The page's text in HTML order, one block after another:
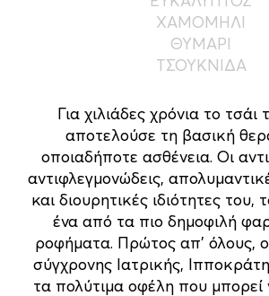
ΧΑΜΟΜΗΛΙ
ΘΥΜΑΡΙ
ΤΣΟΥΚΝΙΔΑ
Για χιλιάδες χρόνια το τσάι
αποτελούσε τη βασική
οποιαδήποτε ασθένεια. Οι
αντιφλεγμονώδεις,
και διουρητικές ιδιότητες του,
ένα από τα πιο δημοφιλή
ροφήματα. Πρώτος απ’ όλους,
σύγχρονης Ιατρικής,
τα πολύτιμα οφέλη που μπορεί